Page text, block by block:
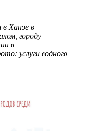
в Ханое в
городу
в
услуги водного